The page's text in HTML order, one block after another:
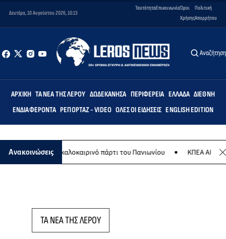
Δευτέρα, 10 Αυγούστου 2026, 10:13
ΤαυτότηταΕπικοινωνίαΌροι
Χρήσης
Πολιτική
Απορρήτου
Αναζήτηση
ΑΡΧΙΚΉ ΤΑ ΝΈΑ ΤΗΣ ΛΈΡΟΥ ΔΩΔΕΚΆΝΗΣΑ ΠΕΡΙΦΈΡΕΙΑ ΕΛΛΆΔΑ ΔΙΕΘΝΉ
ΕΝΔΙΑΦΈΡΟΝΤΑ ΡΕΠΟΡΤΆΖ - VIDEO ΌΛΕΣ ΟΙ ΕΙΔΉΣΕΙΣ ENGLISH EDITION
Ανακοινώσειςτο καλοκαιρινό πάρτι του Πανιωνίου ΚΠΕΑ ΑΡΤΕΜΙΣ:
ΤΑ ΝΕΑ ΤΗΣ ΛΕΡΟΥ